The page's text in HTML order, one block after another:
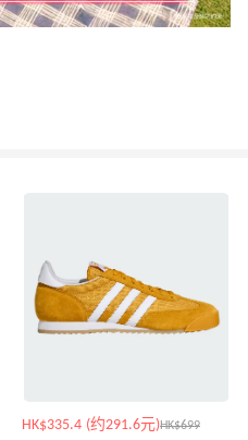
HK$335.4 (约291.6元)HK$699